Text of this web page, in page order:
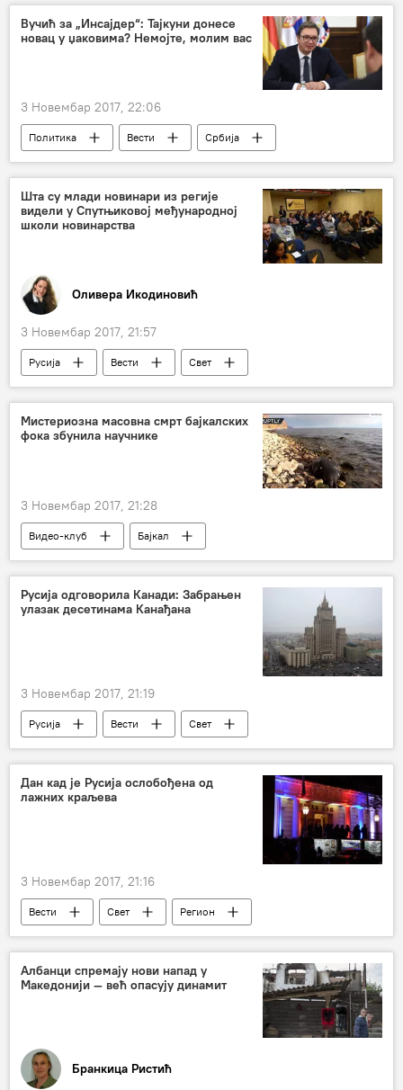
НАТО агресија
рат у Вијетнаму
ратни злочинац
Абу Граиб
Вучић за „Инсајдер“: Тајкуни донесе
новац у џаковима? Немојте, молим вас
3 Новембар 2017, 22:06
Политика Вести
Србија
Александар Вучић
Инсајдер
председник Србије
Шта су млади новинари из регије
видели у Спутњиковој међународној
школи новинарства
Оливера Икодиновић
3 Новембар 2017, 21:57
Русија Вести
Свет
Москва
Спутњик
новинари
школа
Мистериозна масовна смрт бајкалских
фока збунила научнике
3 Новембар 2017, 21:28
Видео-клуб Бајкал
Русија одговорила Канади: Забрањен
улазак десетинама Канађана
3 Новембар 2017, 21:19
Русија Вести
Свет
Канада
Марија Захарова
одговор
санкције Русији
забрана уласка
Дан кад је Русија ослобођена од
лажних краљева
3 Новембар 2017, 21:16
Вести Свет Регион
Албанци спремају нови напад у
Македонији — већ опасују динамит
Бранкица Ристић